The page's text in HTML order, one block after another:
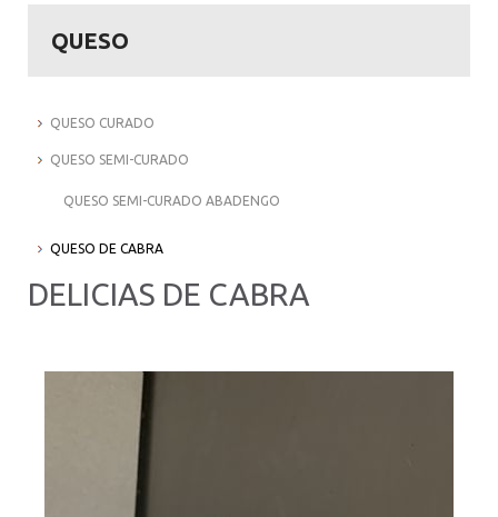
QUESO
QUESO CURADO
QUESO SEMI-CURADO
QUESO SEMI-CURADO ABADENGO
QUESO DE CABRA
DELICIAS DE CABRA